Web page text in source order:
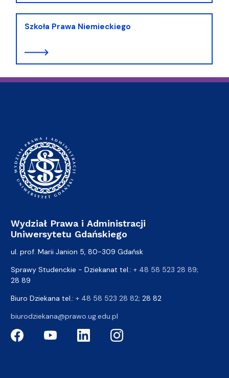
Szkoła Prawa Niemieckiego
Wydział Prawa i Administracji
Uniwersytetu Gdańskiego
ul. prof. Marii Janion 5, 80-309 Gdańsk
Sprawy Studenckie - Dziekanat tel.: + 48 58 523 28 89;
28 89
Biuro Dziekana tel.: + 48 58 523 28 82; 28 82
biurodziekana@prawo.ug.edu.pl